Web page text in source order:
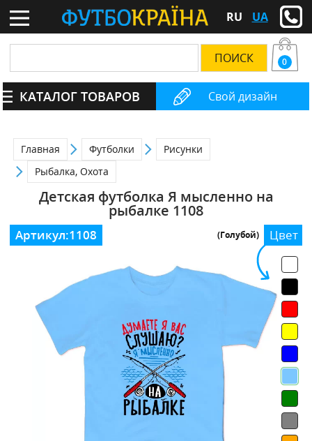
RU UA
Свой дизайн
0
КАТАЛОГ ТОВАРОВ
Главная Футболки
Рисунки
Рыбалка, Охота
Детская футболка Я мысленно на
рыбалке 1108
Цвет
(Голубой)
Артикул:1108